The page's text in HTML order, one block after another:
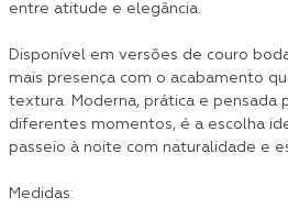
entre atitude e elegância.
Disponível em versões de couro
mais presença com o acabamento
textura. Moderna, prática e pensada
diferentes momentos, é a escolha
passeio à noite com naturalidade e
Medidas: